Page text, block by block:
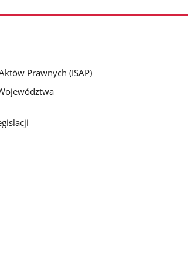
Prawnych (ISAP)